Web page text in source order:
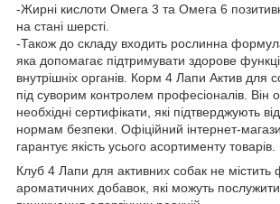
-Жирні кислоти Омега 3 та Омега 6
на стані шерсті.
-Також до складу входить рослинна
яка допомагає підтримувати здорове
внутрішніх органів. Корм 4 Лапи Актив для
під суворим контролем професіоналів. Він
необхідні сертифікати, які підтверджують
нормам безпеки. Офіційний інтернет-
гарантує якість усього асортименту товарів.
Клуб 4 Лапи для активних собак не містить
ароматичних добавок, які можуть